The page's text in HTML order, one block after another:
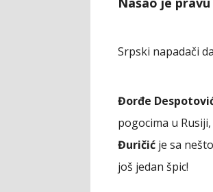
Srpski napadači
Đorđe
pogocima u Rusiji,
Đuričić je sa
još jedan špic!